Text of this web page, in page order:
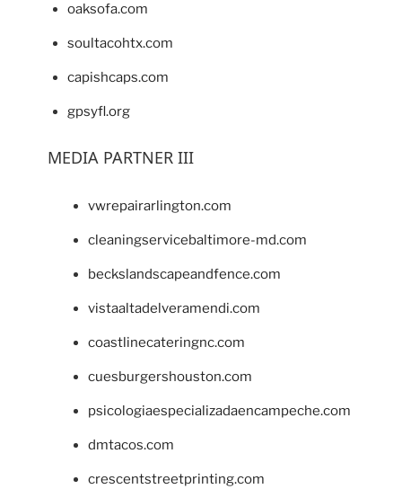
oaksofa.com
soultacohtx.com
capishcaps.com
gpsyfl.org
MEDIA PARTNER III
vwrepairarlington.com
cleaningservicebaltimore-md.com
beckslandscapeandfence.com
vistaaltadelveramendi.com
coastlinecateringnc.com
cuesburgershouston.com
psicologiaespecializadaencampeche.com
dmtacos.com
crescentstreetprinting.com